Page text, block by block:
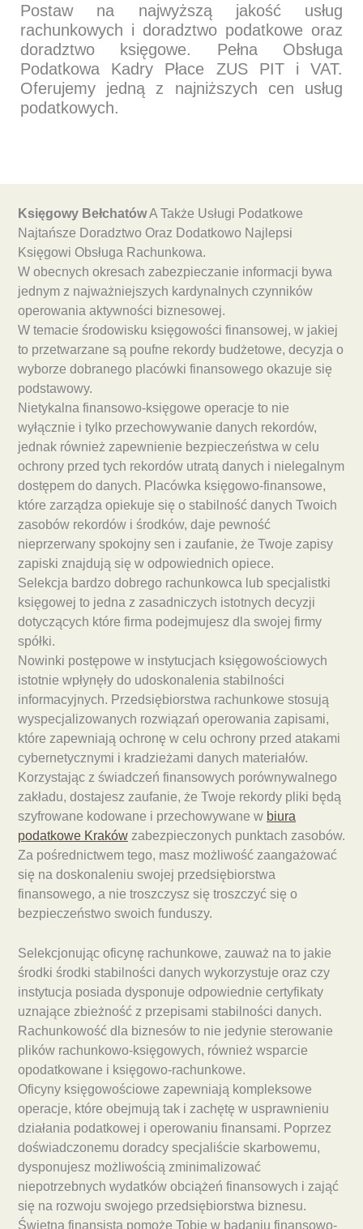
Postaw na najwyższą jakość usług
rachunkowych i doradztwo podatkowe oraz
doradztwo księgowe. Pełna Obsługa
Podatkowa Kadry Płace ZUS PIT i VAT.
Oferujemy jedną z najniższych cen usług
podatkowych.
Księgowy BełchatówA Także Usługi Podatkowe
Najtańsze Doradztwo Oraz Dodatkowo Najlepsi
Księgowi Obsługa Rachunkowa.
W obecnych okresach zabezpieczanie informacji bywa
jednym z najważniejszych kardynalnych czynników
operowania aktywności biznesowej.
W temacie środowisku księgowości finansowej, w jakiej
to przetwarzane są poufne rekordy budżetowe, decyzja o
wyborze dobranego placówki finansowego okazuje się
podstawowy.
Nietykalna finansowo-księgowe operacje to nie
wyłącznie i tylko przechowywanie danych rekordów,
jednak również zapewnienie bezpieczeństwa w celu
ochrony przed tych rekordów utratą danych i nielegalnym
dostępem do danych. Placówka księgowo-finansowe,
które zarządza opiekuje się o stabilność danych Twoich
zasobów rekordów i środków, daje pewność
nieprzerwany spokojny sen i zaufanie, że Twoje zapisy
zapiski znajdują się w odpowiednich opiece.
Selekcja bardzo dobrego rachunkowca lub specjalistki
księgowej to jedna z zasadniczych istotnych decyzji
dotyczących które firma podejmujesz dla swojej firmy
spółki.
Nowinki postępowe w instytucjach księgowościowych
istotnie wpłynęły do udoskonalenia stabilności
informacyjnych. Przedsiębiorstwa rachunkowe stosują
wyspecjalizowanych rozwiązań operowania zapisami,
które zapewniają ochronę w celu ochrony przed atakami
cybernetycznymi i kradzieżami danych materiałów.
Korzystając z świadczeń finansowych porównywalnego
zakładu, dostajesz zaufanie, że Twoje rekordy pliki będą
szyfrowane kodowane i przechowywane w biura
podatkowe Kraków zabezpieczonych punktach zasobów.
Za pośrednictwem tego, masz możliwość zaangażować
się na doskonaleniu swojej przedsiębiorstwa
finansowego, a nie troszczysz się troszczyć się o
bezpieczeństwo swoich funduszy.
Selekcjonując oficynę rachunkowe, zauważ na to jakie
środki środki stabilności danych wykorzystuje oraz czy
instytucja posiada dysponuje odpowiednie certyfikaty
uznające zbieżność z przepisami stabilności danych.
Rachunkowość dla biznesów to nie jedynie sterowanie
plików rachunkowo-księgowych, również wsparcie
opodatkowane i księgowo-rachunkowe.
Oficyny księgowościowe zapewniają kompleksowe
operacje, które obejmują tak i zachętę w usprawnieniu
działania podatkowej i operowaniu finansami. Poprzez
doświadczonemu doradcy specjaliście skarbowemu,
dysponujesz możliwością zminimalizować
niepotrzebnych wydatków obciążeń finansowych i zająć
się na rozwoju swojego przedsiębiorstwa biznesu.
Świetna finansista pomoże Tobie w badaniu finansowo-